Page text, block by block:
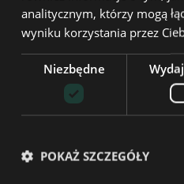
analitycznym, którzy mogą
wyniku korzystania przez
Niezbędne
POKAŻ SZCZEGÓŁY